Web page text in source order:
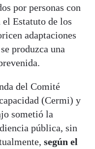
por personas con
Estatuto de los
adaptaciones
produzca una
del Comité
(Cermi) y
sometió la
pública, sin
según el